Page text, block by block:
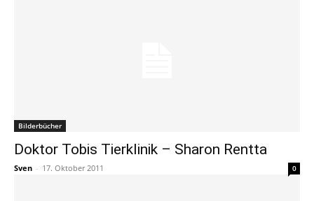
Bilderbücher
Doktor Tobis Tierklinik – Sharon Rentta
Sven - 17. Oktober 2011 0